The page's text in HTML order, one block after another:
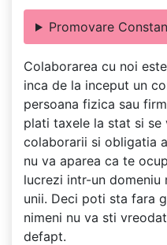
Promovare
Colaborarea cu noi
inca de la inceput un
persoana fizica sau
plati taxele la stat si
colaborarii si obligatia
nu va aparea ca te
lucrezi intr-un
unii. Deci poti sta fara
nimeni nu va sti
defapt.